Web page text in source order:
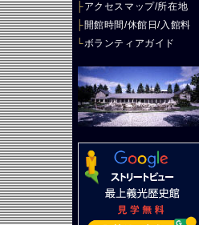
├アクセスマップ/所在地
├開館時間/休館日/入館料
└ボランティアガイド